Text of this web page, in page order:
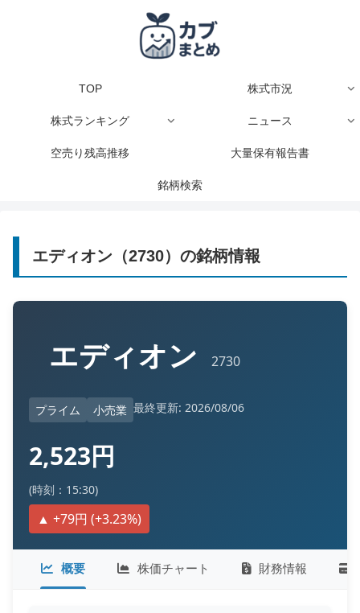
TOP 株式市況
株式ランキング ニュース
空売り残高推移 大量保有報告書
銘柄検索
エディオン（2730）の銘柄情報
エディオン 2730
プライム 小売業 最終更新: 2026/08/06
2,523円
(時刻：15:30)
▲ +79円 (+3.23%)
概要 株価チャート 財務情報